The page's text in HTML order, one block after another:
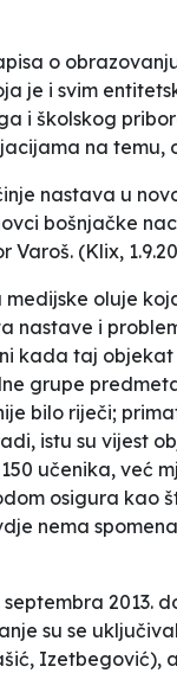
o
je i svim
i školskog
na temu,
nastava u
bošnjačke
Varoš. (Klix,
oluje
nastave i
kada taj
grupe
bilo riječi;
istu su vijest
učenika, već
osigura kao
nema
2013.
su se
Izetbegović),